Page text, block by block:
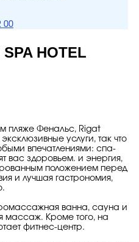
00
HOTEL
пляже Фенальс, Rigat
услуги, так что
впечатлениями: спа-
вас здоровьем. и энергия,
положением перед
и лучшая гастрономия,
ванна, сауна и
массаж. Кроме того, на
фитнес-центр.